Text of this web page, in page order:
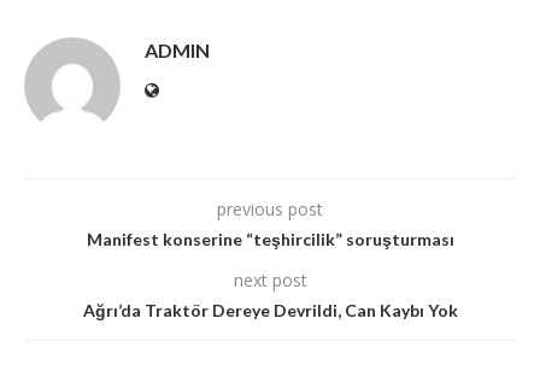
ADMIN
previous post
Manifest konserine “teşhircilik” soruşturması
next post
Ağrı’da Traktör Dereye Devrildi, Can Kaybı Yok